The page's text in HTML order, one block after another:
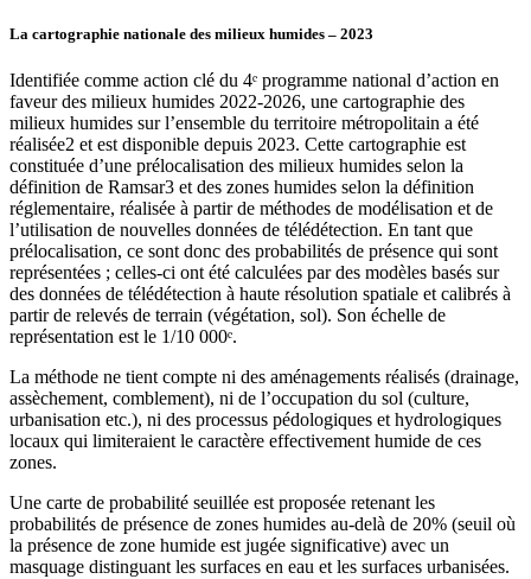
La cartographie nationale des milieux humides – 2023
Identifiée comme action clé du 4ᵉ programme national d’action en
faveur des milieux humides 2022-2026, une cartographie des
milieux humides sur l’ensemble du territoire métropolitain a été
réalisée2 et est disponible depuis 2023. Cette cartographie est
constituée d’une prélocalisation des milieux humides selon la
définition de Ramsar3 et des zones humides selon la définition
réglementaire, réalisée à partir de méthodes de modélisation et de
l’utilisation de nouvelles données de télédétection. En tant que
prélocalisation, ce sont donc des probabilités de présence qui sont
représentées ; celles-ci ont été calculées par des modèles basés sur
des données de télédétection à haute résolution spatiale et calibrés à
partir de relevés de terrain (végétation, sol). Son échelle de
représentation est le 1/10 000ᵉ.
La méthode ne tient compte ni des aménagements réalisés (drainage,
assèchement, comblement), ni de l’occupation du sol (culture,
urbanisation etc.), ni des processus pédologiques et hydrologiques
locaux qui limiteraient le caractère effectivement humide de ces
zones.
Une carte de probabilité seuillée est proposée retenant les
probabilités de présence de zones humides au-delà de 20% (seuil où
la présence de zone humide est jugée significative) avec un
masquage distinguant les surfaces en eau et les surfaces urbanisées.